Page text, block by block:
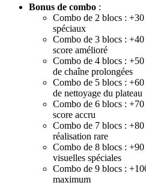
Bonus de combo :
Combo de 2 blocs :
spéciaux
Combo de 3 blocs :
score amélioré
Combo de 4 blocs :
de chaîne prolongées
Combo de 5 blocs : +60
de nettoyage du plateau
Combo de 6 blocs :
score accru
Combo de 7 blocs :
réalisation rare
Combo de 8 blocs :
visuelles spéciales
Combo de 9 blocs :
maximum